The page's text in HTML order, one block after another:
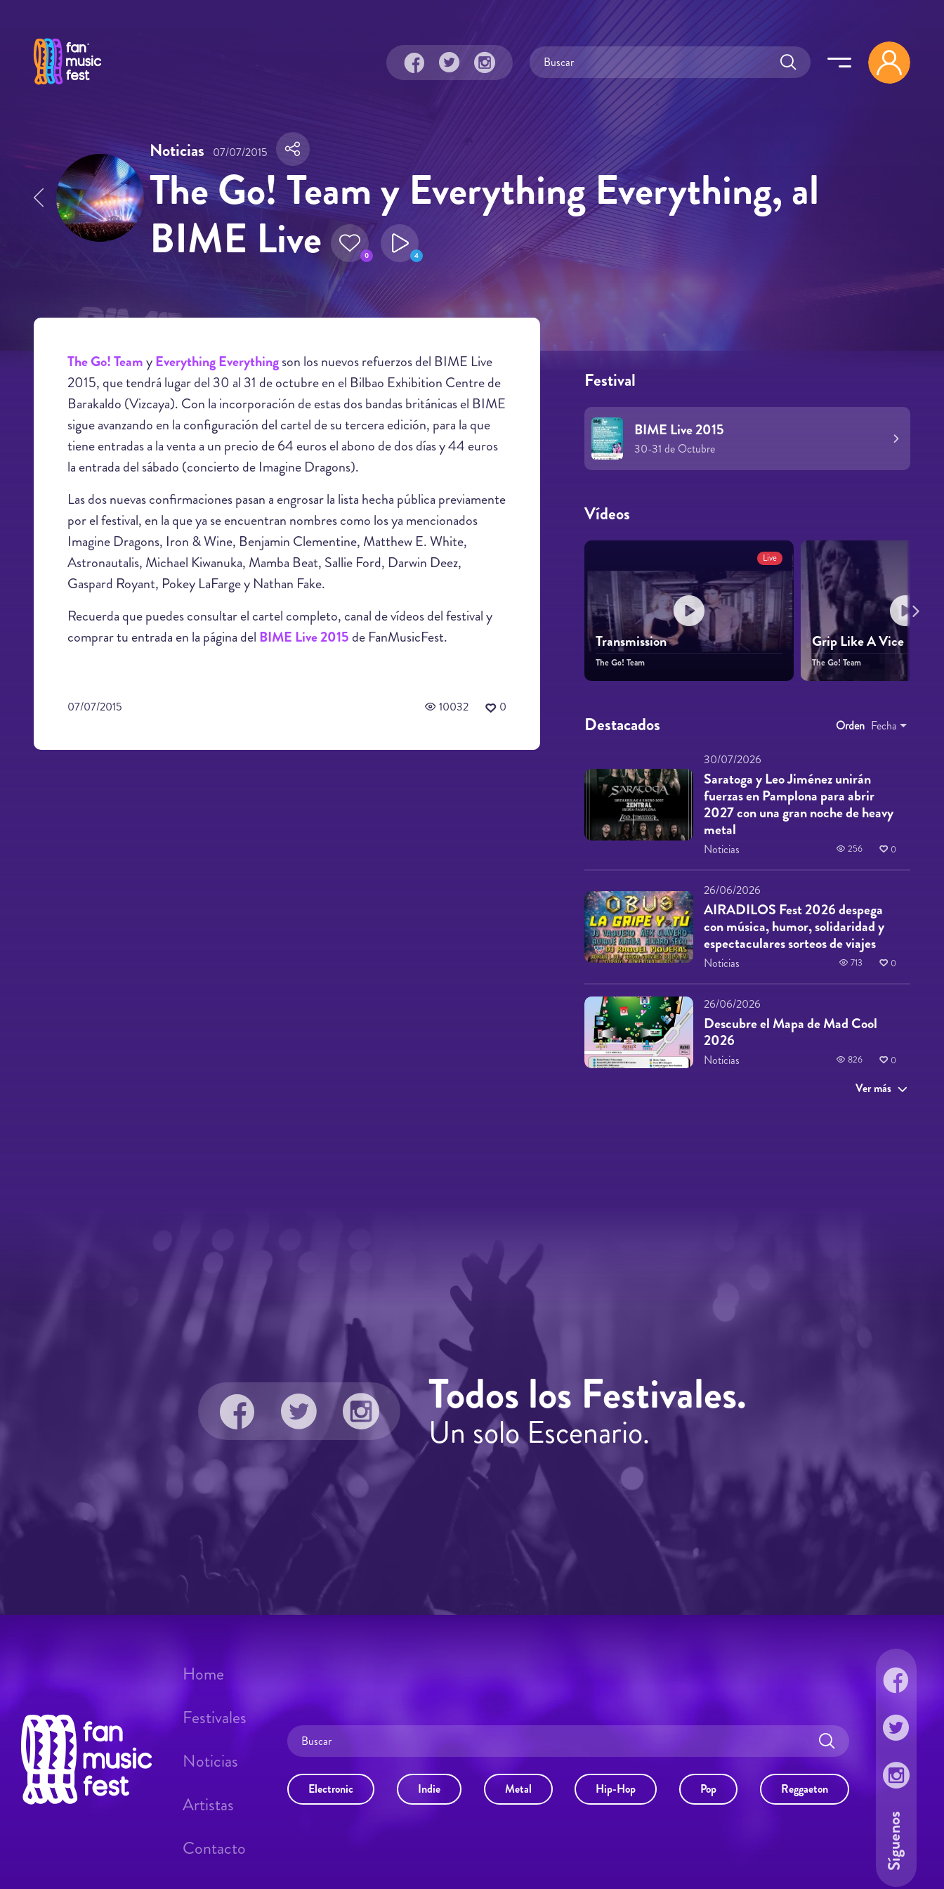
Noticias 07/07/2015
The Go! Team y Everything Everything, al
BIME Live
0 4
The Go! TeamyEverything Everythingson los nuevos refuerzos del BIME Live
2015, que tendrá lugar del 30 al 31 de octubre en el Bilbao Exhibition Centre de
Barakaldo (Vizcaya). Con la incorporación de estas dos bandas británicas el BIME
sigue avanzando en la configuración del cartel de su tercera edición, para la que
tiene entradas a la venta a un precio de 64 euros el abono de dos días y 44 euros
la entrada del sábado (concierto de Imagine Dragons).
Las dos nuevas confirmaciones pasan a engrosar la lista hecha pública previamente
por el festival, en la que ya se encuentran nombres como los ya mencionados
Imagine Dragons, Iron & Wine, Benjamin Clementine, Matthew E. White,
Astronautalis, Michael Kiwanuka, Mamba Beat, Sallie Ford, Darwin Deez,
Gaspard Royant, Pokey LaFarge y Nathan Fake.
Recuerda que puedes consultar el cartel completo, canal de vídeos del festival y
comprar tu entrada en la página del BIME Live 2015 de FanMusicFest.
07/07/2015 10032 0
Festival
30-31 de Octubre
BIME Live 2015
Vídeos
Live
Transmission
The Go! Team
Grip Like A Vice
The Go! Team
Destacados Orden Fecha
30/07/2026
Saratoga y Leo Jiménez unirán
fuerzas en Pamplona para abrir
2027 con una gran noche de heavy
metal
Noticias 256 0
26/06/2026
AIRADILOS Fest 2026 despega
con música, humor, solidaridad y
espectaculares sorteos de viajes
Noticias 713 0
26/06/2026
Descubre el Mapa de Mad Cool
2026
Noticias 826 0
Ver más
Todos los Festivales.
Un solo Escenario.
Electronic Indie Metal Hip-Hop Pop Reggaeton
Home
Festivales
Noticias
Artistas
Contacto
Síguenos